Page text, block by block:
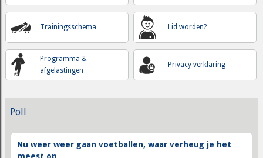
Trainingsschema
Programma &
afgelastingen
Lid worden?
Privacy verklaring
Poll
Nu weer weer gaan voetballen, waar verheug je het
meest op